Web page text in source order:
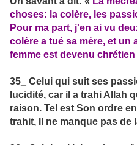
choses: la colère, les
Pour ma part, j'en ai vu
colère a tué sa mère, et
femme est devenu chrétien
35_ Celui qui suit ses
lucidité, car il a trahi Allah
raison. Tel est Son ordre
trahit, Il ne manque pas de